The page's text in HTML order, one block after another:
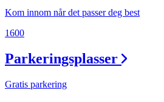
Kom innom når det passer deg best
1600
Parkeringsplasser
Gratis parkering